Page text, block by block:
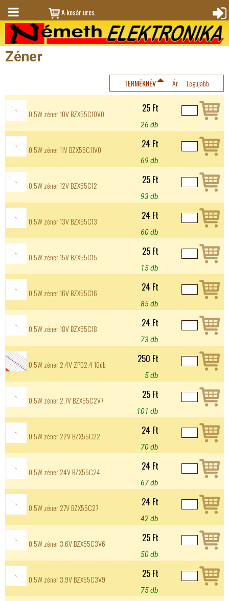
A kosár üres.
Bejele
ntkez
Zéner
TERMÉKNÉV Ár Legújabb
0,5W zéner 10V BZX55C10V0 25 Ft
26 db
0,5W zéner 11V BZX55C11V0 24 Ft
69 db
0,5W zéner 12V BZX55C12 25 Ft
93 db
0,5W zéner 13V BZX55C13 24 Ft
60 db
0,5W zéner 15V BZX55C15 25 Ft
15 db
0,5W zéner 16V BZX55C16 24 Ft
85 db
0,5W zéner 18V BZX55C18 24 Ft
73 db
0,5W zéner 2,4V ZPD2,4 10db 250 Ft
5 db
0,5W zéner 2,7V BZX55C2V7 25 Ft
101 db
0,5W zéner 22V BZX55C22 24 Ft
70 db
0,5W zéner 24V BZX55C24 24 Ft
67 db
0,5W zéner 27V BZX55C27 24 Ft
42 db
0,5W zéner 3,6V BZX55C3V6 25 Ft
50 db
0,5W zéner 3,9V BZX55C3V9 25 Ft
75 db
M
en
ü